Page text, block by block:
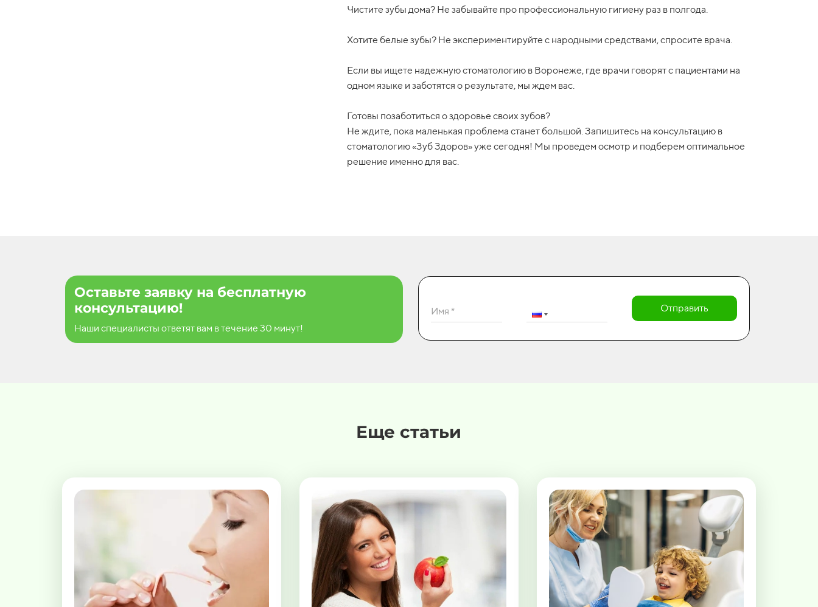
Чистите зубы дома? Не забывайте про профессиональную гигиену раз в полгода.
Хотите белые зубы? Не экспериментируйте с народными средствами, спросите врача.
Если вы ищете надежную стоматологию в Воронеже, где врачи говорят с пациентами на
одном языке и заботятся о результате, мы ждем вас.
Готовы позаботиться о здоровье своих зубов?
Не ждите, пока маленькая проблема станет большой. Запишитесь на консультацию в
стоматологию «Зуб Здоров» уже сегодня! Мы проведем осмотр и подберем оптимальное
решение именно для вас.
Оставьте заявку на бесплатную
консультацию!
Наши специалисты ответят вам в течение 30 минут!
Имя * Отправить
Еще статьи